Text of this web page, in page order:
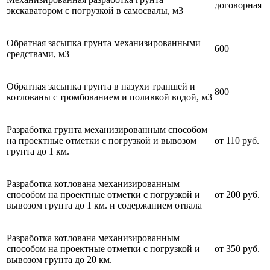
экскаватором с погрузкой в самосвалы, м3
договорная
Обратная засыпка грунта механизированными
средствами, м3
600
Обратная засыпка грунта в пазухи траншей и
котлованы с тромбованием и поливкой водой, м3
800
Разработка грунта механизированным способом
на проектные отметки с погрузкой и вывозом
грунта до 1 км.
от 110 руб.
Разработка котлована механизированным
способом на проектные отметки с погрузкой и
вывозом грунта до 1 км. и содержанием отвала
от 200 руб.
Разработка котлована механизированным
способом на проектные отметки с погрузкой и
вывозом грунта до 20 км.
от 350 руб.